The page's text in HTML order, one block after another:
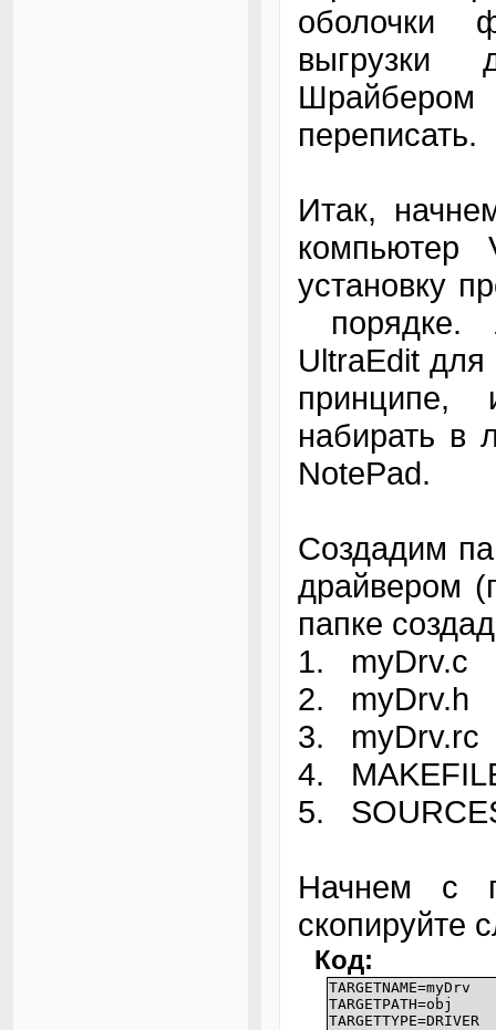
оболочки
выгрузки
переписать.
Итак,
установку
порядке.
UltraEdit для
принципе,
набирать в
NotePad.
Создадим
драйвером
папке
1. myDrv.c
2. myDrv.h
3. myDrv.rc
4.
5.
Начнем с
скопируйте
Код:
TARGETNAME=myDrv
TARGETPATH=obj
TARGETTYPE=DRIVER